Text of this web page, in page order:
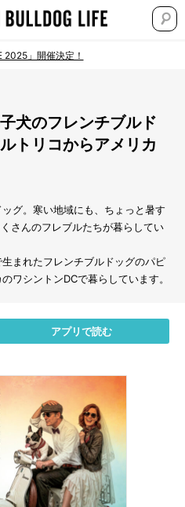
2025」開催決定！
犬のフレンチブルド
トリコからアメリカ
グ。寒い地域にも、ちょっと暑す
さんのフレブルたちが暮らしてい
まれたフレンチブルドッグのパピ
ワシントンDCで暮らしています。
アプリで読む